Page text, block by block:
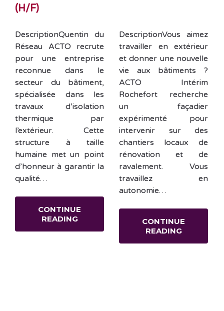
(H/F)
DescriptionQuentin du
Réseau ACTO recrute
pour une entreprise
reconnue dans le
secteur du bâtiment,
spécialisée dans les
travaux d’isolation
thermique par
l’extérieur. Cette
structure à taille
humaine met un point
d’honneur à garantir la
qualité…
CONTINUE
READING
DescriptionVous aimez
travailler en extérieur
et donner une nouvelle
vie aux bâtiments ?
ACTO Intérim
Rochefort recherche
un façadier
expérimenté pour
intervenir sur des
chantiers locaux de
rénovation et de
ravalement. Vous
travaillez en
autonomie…
CONTINUE
READING